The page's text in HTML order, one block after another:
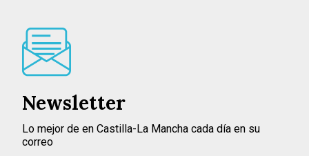
Newsletter
Lo mejor de en Castilla-La Mancha cada día en su
correo